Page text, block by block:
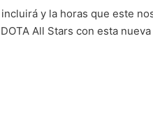
y la horas que este
All Stars con esta